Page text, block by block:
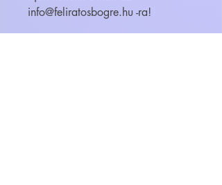
info@feliratosbogre.hu -ra!